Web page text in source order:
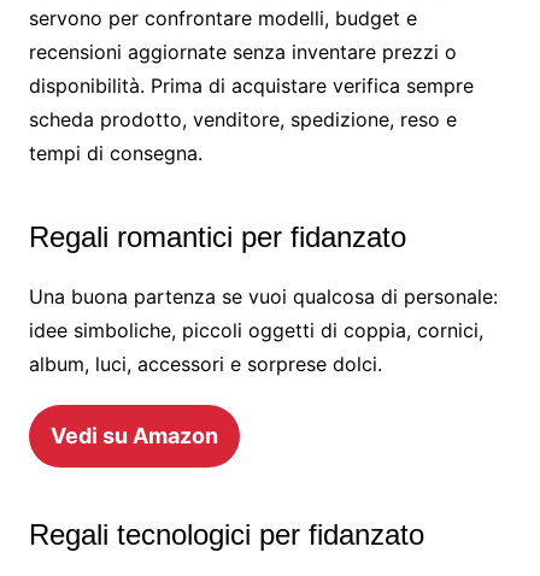
servono per confrontare modelli, budget e
recensioni aggiornate senza inventare prezzi o
disponibilità. Prima di acquistare verifica sempre
scheda prodotto, venditore, spedizione, reso e
tempi di consegna.
Regali romantici per fidanzato
Una buona partenza se vuoi qualcosa di personale:
idee simboliche, piccoli oggetti di coppia, cornici,
album, luci, accessori e sorprese dolci.
Vedi su Amazon
Regali tecnologici per fidanzato